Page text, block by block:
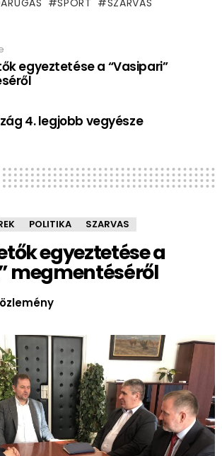
egyeztetése a “Vasipari”
4. legjobb vegyésze
POLITIKA SZARVAS
egyeztetése a
megmentéséről